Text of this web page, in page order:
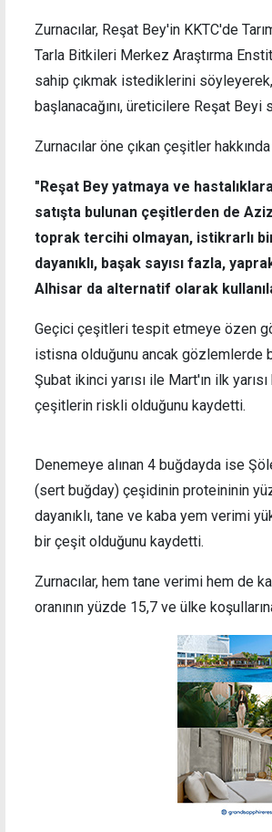
Zurnacılar, Reşat Bey'in KKTC'de
Tarla Bitkileri Merkez Araştırma
sahip çıkmak istediklerini
başlanacağını, üreticilere Reşat
Zurnacılar öne çıkan çeşitler
"Reşat Bey yatmaya ve
satışta bulunan çeşitlerden de
toprak tercihi olmayan, istikrarlı
dayanıklı, başak sayısı fazla,
Alhisar da alternatif olarak
Geçici çeşitleri tespit etmeye özen
istisna olduğunu ancak gözlemlerde
Şubat ikinci yarısı ile Mart'ın ilk
çeşitlerin riskli olduğunu kaydetti.
Denemeye alınan 4 buğdayda ise
(sert buğday) çeşidinin proteininin
dayanıklı, tane ve kaba yem verimi
bir çeşit olduğunu kaydetti.
Zurnacılar, hem tane verimi hem de
oranının yüzde 15,7 ve ülke